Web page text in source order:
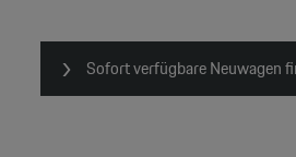
Sofort verfügbare Neuwagen